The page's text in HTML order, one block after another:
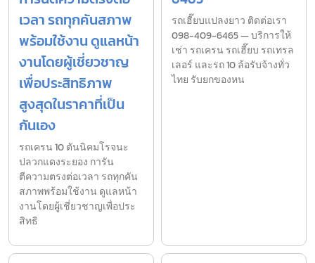
เวลา รถทุกคันสภาพ
พร้อมใช้งาน ดูแลหน้า
งานโดยผู้เชี่ยวชาญ
เพื่อประสิทธิภาพ
สูงสุดในราคาที่เป็น
กันเอง
รถเครน 10 ตันนิคมโรจนะ
ปลวกแดงระยอง การัน
ตีความตรงต่อเวลา รถทุกคัน
สภาพพร้อมใช้งาน ดูแลหน้า
งานโดยผู้เชี่ยวชาญเพื่อประ
สิทธิ
รถเฮี๊ยบแปลงยาว ติดต่อเรา
098-409-6465 — บริการให้
เช่า รถเครน รถเฮี๊ยบ รถเทรล
เลอร์ และรถ 10 ล้อรับจ้างทั่ว
ไทย รับยกของหน